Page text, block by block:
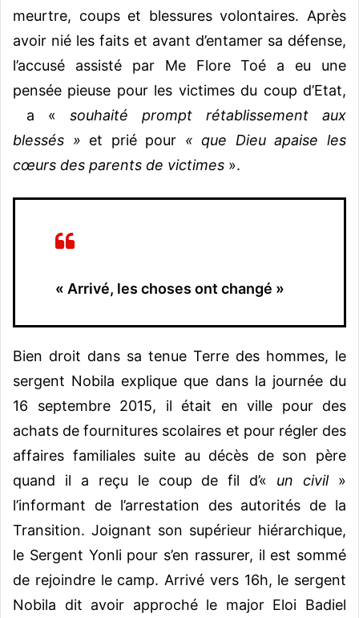
meurtre, coups et blessures volontaires. Après
avoir nié les faits et avant d’entamer sa défense,
l’accusé assisté par Me Flore Toé a eu une
pensée pieuse pour les victimes du coup d’Etat,
a « souhaité prompt rétablissement aux
blessés » et prié pour « que Dieu apaise les
cœurs des parents de victimes ».
« Arrivé, les choses ont changé »
Bien droit dans sa tenue Terre des hommes, le
sergent Nobila explique que dans la journée du
16 septembre 2015, il était en ville pour des
achats de fournitures scolaires et pour régler des
affaires familiales suite au décès de son père
quand il a reçu le coup de fil d’« un civil»
l’informant de l’arrestation des autorités de la
Transition. Joignant son supérieur hiérarchique,
le Sergent Yonli pour s’en rassurer, il est sommé
de rejoindre le camp. Arrivé vers 16h, le sergent
Nobila dit avoir approché le major Eloi Badiel